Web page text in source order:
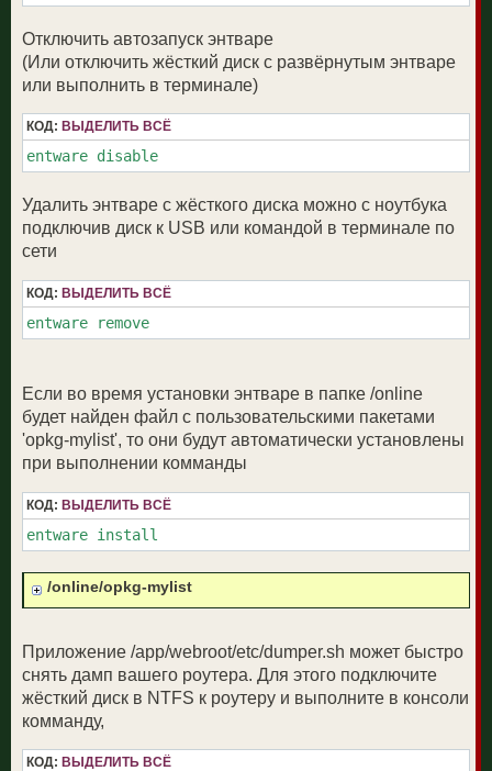
Отключить автозапуск энтваре
(Или отключить жёсткий диск с развёрнутым энтваре
или выполнить в терминале)
КОД: ВЫДЕЛИТЬ ВСЁ
entware disable
Удалить энтваре с жёсткого диска можно с ноутбука
подключив диск к USB или командой в терминале по
сети
КОД: ВЫДЕЛИТЬ ВСЁ
entware remove
Если во время установки энтваре в папке /online
будет найден файл с пользовательскими пакетами
'opkg-mylist', то они будут автоматически установлены
при выполнении комманды
КОД: ВЫДЕЛИТЬ ВСЁ
entware install
/online/opkg-mylist
Приложение /app/webroot/etc/dumper.sh может быстро
снять дамп вашего роутера. Для этого подключите
жёсткий диск в NTFS к роутеру и выполните в консоли
комманду,
КОД: ВЫДЕЛИТЬ ВСЁ